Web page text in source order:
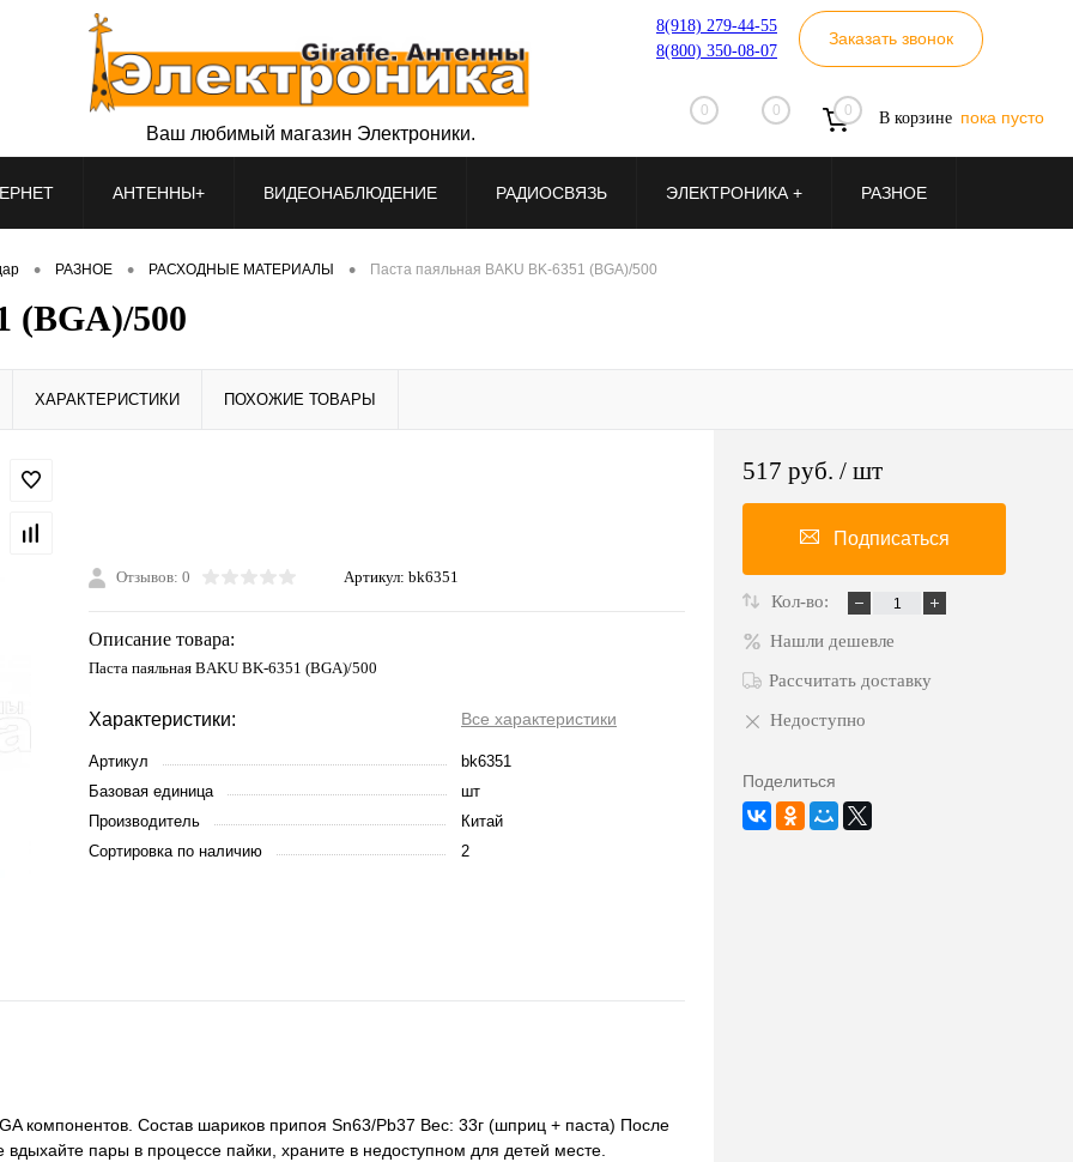
8(918) 279-44-55
8(800) 350-08-07
Заказать звонок
0 0 0 В корзине пока пусто
Ваш любимый магазин Электроники.
АНТЕННЫ+ ВИДЕОНАБЛЮДЕНИЕ РАДИОСВЯЗЬ ЭЛЕКТРОНИКА + РАЗНОЕ
• РАЗНОЕ • РАСХОДНЫЕ МАТЕРИАЛЫ • Паста паяльная BAKU BK-6351 (BGA)/500
(BGA)/500
ХАРАКТЕРИСТИКИ ПОХОЖИЕ ТОВАРЫ
Отзывов: 0 Артикул: bk6351
Описание товара:
Паста паяльная BAKU BK-6351 (BGA)/500
Характеристики: Все характеристики
Артикул
bk6351
Базовая единица
шт
Производитель
Китай
Сортировка по наличию
2
компонентов. Состав шариков припоя Sn63/Pb37 Вес: 33г (шприц + паста) После
пары в процессе пайки, храните в недоступном для детей месте.
517 руб. / шт
Подписаться
Кол-во:
Нашли дешевле
Рассчитать доставку
Недоступно
Поделиться